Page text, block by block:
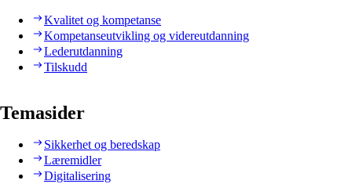
Kvalitet og kompetanse
Kompetanseutvikling og videreutdanning
Lederutdanning
Tilskudd
Temasider
Sikkerhet og beredskap
Læremidler
Digitalisering